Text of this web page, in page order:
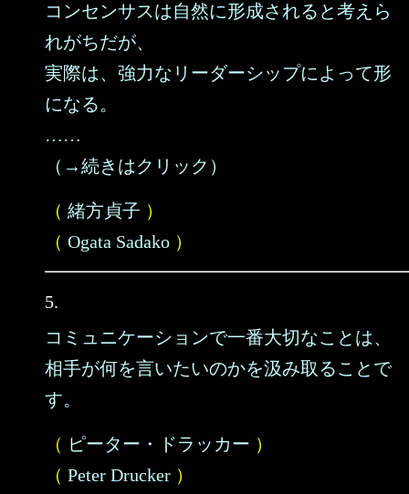
コンセンサスは自然に形成されると考えら
れがちだが、
実際は、強力なリーダーシップによって形
になる。
……
（→続きはクリック）
（ 緒方貞子 ）
（ Ogata Sadako ）
5.
コミュニケーションで一番大切なことは、
相手が何を言いたいのかを汲み取ることで
す。
（ ピーター・ドラッカー ）
（ Peter Drucker ）